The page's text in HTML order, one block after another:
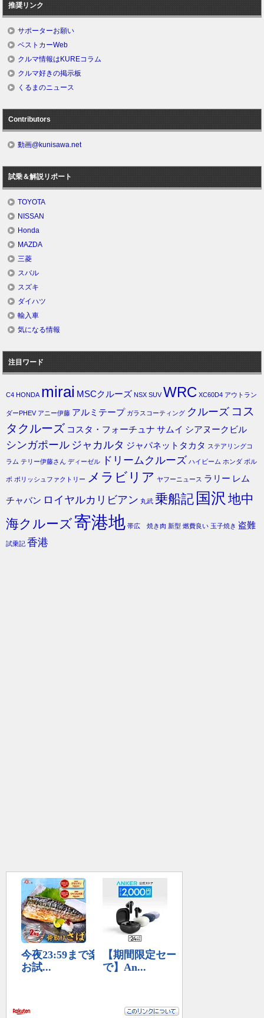
推奨リンク
サポーターお願い
ベストカーWeb
クルマ情報はKUREコラム
クルマ好きの掲示板
くるまのニュース
Contributors
動画@kunisawa.net
試乗＆解説リポート
TOYOTA
NISSAN
Honda
MAZDA
三菱
スバル
スズキ
ダイハツ
輸入車
気になる情報
注目ワード
C4 HONDA mirai MSCクルーズ NSX SUV WRC XC60D4 アウトラン
ダーPHEV アニー伊藤 アルミテープ ガラスコーティング クルーズ コス
タクルーズ コスタ・フォーチュナ サムイ シアヌークビル
シンガポール ジャカルタ ジャパネットタカタ ステアリングコ
ラム テリー伊藤さん ディーゼル ドリームクルーズ ハイビーム ホンダ ボル
ボ ポリッシュファクトリー メラビリア ヤフーニュース ラリー レム
チャバン ロイヤルカリビアン 丸武 乗船記 国沢 地中
海クルーズ寄港地 帯広 焼き肉 新型 燃費良い 玉子焼き 盗難
試乗記 香港